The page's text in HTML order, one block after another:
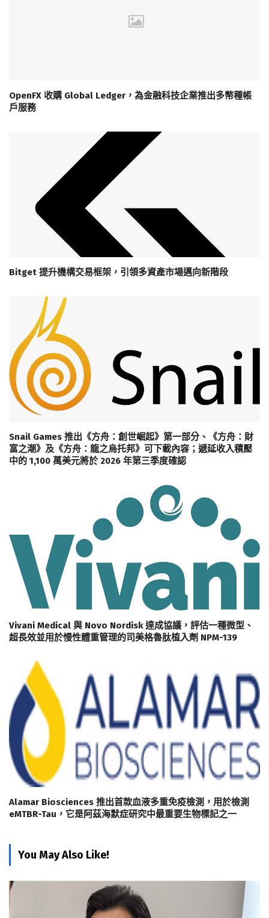
OpenFX 收購 Global Ledger，為金融科技企業推出多幣種帳
戶服務
Bitget 提升機構交易框架，引領多資產市場邁向新階段
Snail Games 推出《方舟：創世崛起》第一部分、《方舟：財
富之潮》及《方舟：龍之烏托邦》可下載內容；遞延收入積壓
中的 1,100 萬美元將於 2026 年第三季度確認
Vivani Medical 與 Novo Nordisk 達成協議，評估一種微型、
超長效並用於慢性體重管理的司美格魯肽植入劑 NPM-139
Alamar Biosciences 推出首款血液多重免疫檢測，用於檢測
eMTBR-Tau，它是阿茲海默症研究中最重要生物標記之一
You May Also Like!